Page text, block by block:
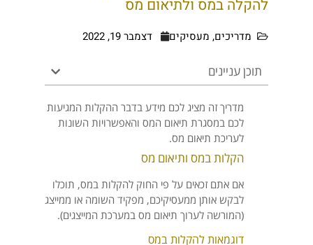
להקלה במס ולתיאום מס
מדריכים, מעסיקים דצמבר 19, 2022
תוכן עניינים
מדריך זה מציג לכם מידע בדבר ההקלות המגיעות
לכם במסגרת תיאום המס והאפשרויות השונות
לעריכת תיאום מס.
הקלות במס ותיאום מס
אם אתם זכאים על פי החוק להקלות במס, תוכלו
לבקש אותן ממעסיקיכם, מפקיד השומה או ממייצג
(המורשה לערוך תיאום מס במערכת המייצגים).
דוגמאות להקלות במס